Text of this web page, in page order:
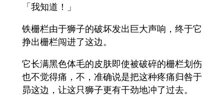
「我知道！」
铁栅栏由于狮子的破坏发出巨大声响，终于它
挣出栅栏闯进了这边。
它长满黑色体毛的皮肤即使被破碎的栅栏划伤
也不觉得痛，不，准确说是把这种疼痛归咎于
昴这边，让这只狮子更有干劲地冲了过去。